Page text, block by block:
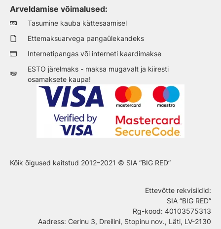
Arveldamise võimalused:
Tasumine kauba kättesaamisel
Ettemaksuarvega pangaülekandeks
Internetipangas või interneti kaardimakse
ESTO järelmaks - maksa mugavalt ja kiiresti
osamaksete kaupa!
Kõik õigused kaitstud 2012–2021 © SIA “BIG RED”
Ettevõtte rekvisiidid:
SIA “BIG RED”
Rg-kood: 40103575313
Aadress: Cerinu 3, Dreilini, Stopinu nov., Läti, LV-2130